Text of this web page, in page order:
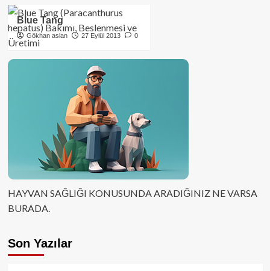
Blue Tang
Gökhan aslan 27 Eylül 2013 0
HAYVAN SAĞLIĞI KONUSUNDA ARADIĞINIZ NE VARSA
BURADA.
Son Yazılar